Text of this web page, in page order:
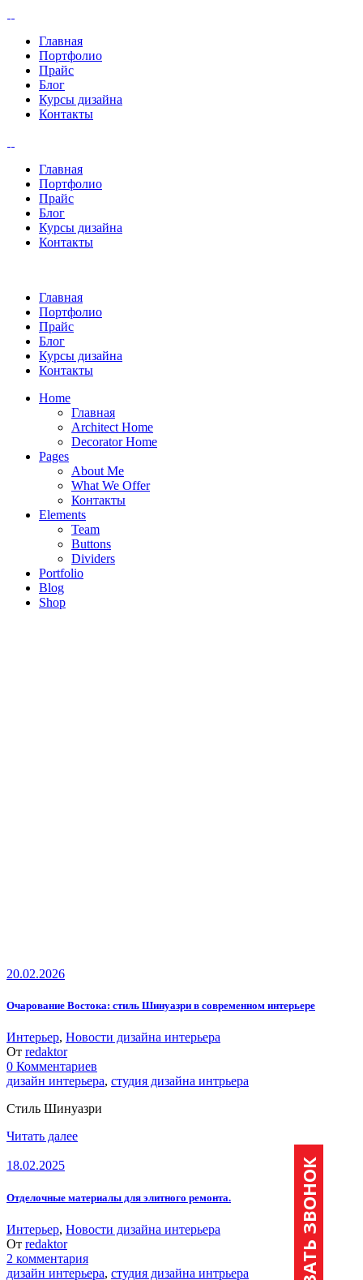
Главная
Портфолио
Прайс
Блог
Курсы дизайна
Контакты
Главная
Портфолио
Прайс
Блог
Курсы дизайна
Контакты
Главная
Портфолио
Прайс
Блог
Курсы дизайна
Контакты
Home
Главная
Architect Home
Decorator Home
Pages
About Me
What We Offer
Контакты
Elements
Team
Buttons
Dividers
Portfolio
Blog
Shop
Right Sidebar
20.02.2026
Очарование Востока: стиль Шинуазри в современном интерьере
Интерьер, Новости дизайна интерьера
От redaktor
0 Комментариев
дизайн интерьера, студия дизайна интрьера
Стиль Шинуазри
Читать далее
18.02.2025
Отделочные материалы для элитного ремонта.
Интерьер, Новости дизайна интерьера
От redaktor
2 комментария
дизайн интерьера, студия дизайна интрьера